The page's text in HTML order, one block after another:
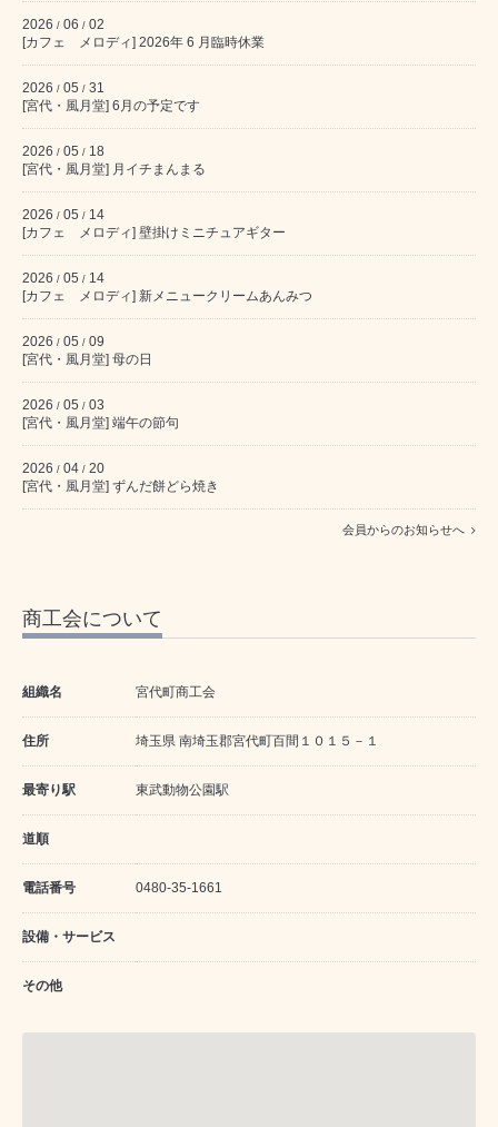
2026 / 06 / 02
[カフェ メロディ] 2026年 6 月臨時休業
2026 / 05 / 31
[宮代・風月堂] 6月の予定です
2026 / 05 / 18
[宮代・風月堂] 月イチまんまる
2026 / 05 / 14
[カフェ メロディ] 壁掛けミニチュアギター
2026 / 05 / 14
[カフェ メロディ] 新メニュークリームあんみつ
2026 / 05 / 09
[宮代・風月堂] 母の日
2026 / 05 / 03
[宮代・風月堂] 端午の節句
2026 / 04 / 20
[宮代・風月堂] ずんだ餅どら焼き
会員からのお知らせへ
商工会について
組織名 宮代町商工会
住所 埼玉県 南埼玉郡宮代町百間１０１５－１
最寄り駅 東武動物公園駅
道順
電話番号 0480-35-1661
設備・サービス
その他